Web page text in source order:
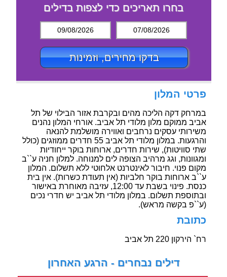
בחרו תאריכים כדי לצפות בדילים
09/08/2026 07/08/2026
בדקו מחירים, וזמינות
פרטי המלון
במרחק דקה הליכה מהים ובקרבת אזור הבילוי של תל
אביב ממוקם מלון מלודי תל אביב. אורחי המלון נהנים
משירותי עסקים נרחבים ואווירה מושלמת להנאה
והרגעות. במלון מלודי תל אביב 55 חדרים ממוזגים (כולל
שתי סוויטות), שירות חדרים, ארוחות בוקר ייחודיות
ומגוונות, וגג מרהיב הצופה לים למנוחה. למלון חניה ע``ב
מקום פנוי. חיבור לאינטרנט אלחוטי ללא תשלום. המלון
ע``ב ארוחות בוקר חלביות (אין תעודת כשרות). אין בית
כנסת. פינוי בשבת עד 12:00, עזיבה מאוחרת באישור
ובתוספת תשלום. במלון מלודי תל אביב יש חדרי נכים
(ע``פ בקשה מראש).
כתובת
רח` הירקון 220 תל אביב
דילים נבחרים - הרגע האחרון